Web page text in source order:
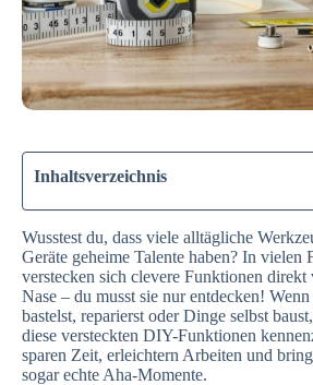
Inhaltsverzeichnis
Wusstest du, dass viele alltägliche
Geräte geheime Talente haben? In vielen
verstecken sich clevere Funktionen direkt
Nase – du musst sie nur entdecken!
bastelst, reparierst oder Dinge selbst
diese versteckten DIY-Funktionen
sparen Zeit, erleichtern Arbeiten und
sogar echte Aha-Momente.